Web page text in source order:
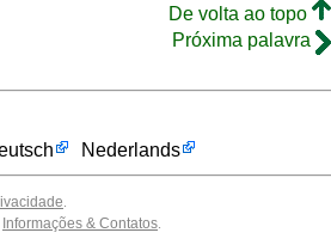
De volta ao topo
Próxima palavra
Nederlands
.
Informações & Contatos.